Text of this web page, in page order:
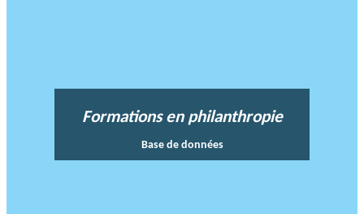
Formations en philanthropie
Base de données